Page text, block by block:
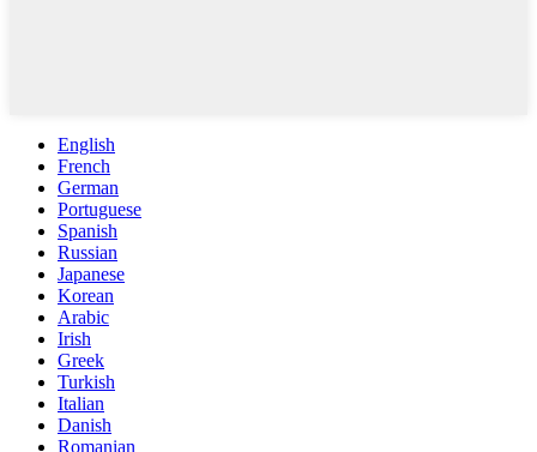
English
French
German
Portuguese
Spanish
Russian
Japanese
Korean
Arabic
Irish
Greek
Turkish
Italian
Danish
Romanian